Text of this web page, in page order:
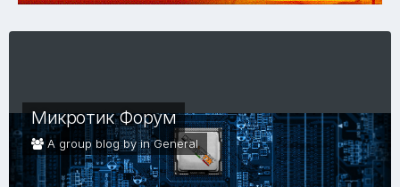
Микротик Форум
A group blog by inGeneral